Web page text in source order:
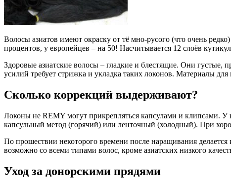
Волосы азиатов имеют окраску от тё мно-русого (что очень
процентов, у европейцев – на 50! Насчитывается 12 слоёв
Здоровые азиатские волосы – гладкие и блестящие. Они
усилий требует стрижка и укладка таких локонов. Материалы
Сколько коррекций выдерживают?
Локоны не REMY могут прикрепляться капсулами и клипсами.
капсульный метод (горячий) или ленточный (холодный). При
По прошествии некоторого времени после наращивания
возможно со всеми типами волос, кроме азиатских низкого
Уход за донорскими прядями